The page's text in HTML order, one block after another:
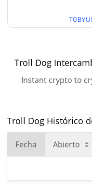
Troll Dog
Instant crypto to
Troll Dog Histórico
Fecha Abierto